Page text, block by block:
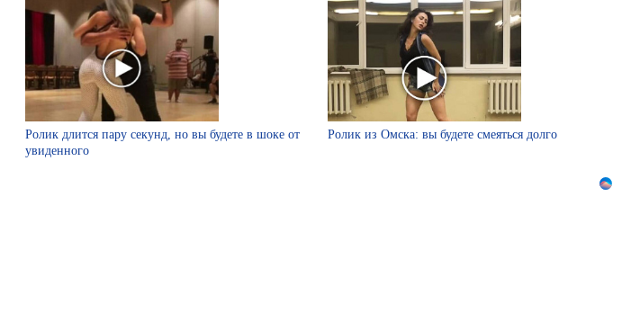
Ролик длится пару секунд, но вы будете в шоке от
увиденного
Ролик из Омска: вы будете смеяться долго